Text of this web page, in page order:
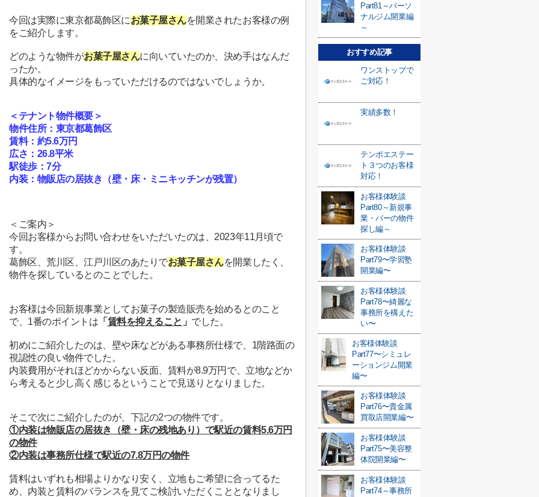
今回は実際に東京都葛飾区にお菓子屋さんを開業されたお客様の例
をご紹介します。
どのような物件がお菓子屋さんに向いていたのか、決め手はなんだ
ったか。
具体的なイメージをもっていただけるのではないでしょうか。
＜テナント物件概要＞
物件住所：東京都葛飾区
賃料：約5.6万円
広さ：26.8平米
駅徒歩：7分
内装：物販店の居抜き（壁・床・ミニキッチンが残置）
＜ご案内＞
今回お客様からお問い合わせをいただいたのは、2023年11月頃で
す。
葛飾区、荒川区、江戸川区のあたりでお菓子屋さんを開業したく、
物件を探しているとのことでした。
お客様は今回新規事業としてお菓子の製造販売を始めるとのこと
で、1番のポイントは 「 賃料を抑えること 」 でした。
初めにご紹介したのは、壁や床などがある事務所仕様で、1階路面の
視認性の良い物件でした。
内装費用がそれほどかからない反面、賃料が8.9万円で、立地などか
ら考えると少し高く感じるということで見送りとなりました。
そこで次にご紹介したのが、下記の2つの物件です。
①内装は物販店の居抜き（壁・床の残地あり）で駅近の賃料5.6万円
の物件
②内装は事務所仕様で駅近の7.8万円の物件
賃料はいずれも相場よりかなり安く、立地もご希望に合ってるた
め、内装と賃料のバランスを見てご検討いただくこととなりまし
Part81～パーソ
ナルジム開業編
～
おすすめ記事
ワンストップで
ご対応！
実績多数！
テンポエステー
ト３つのお客様
対応！
お客様体験談
Part80～新規事
業・バーの物件
探し編～
お客様体験談
Part79〜学習塾
開業編〜
お客様体験談
Part78〜綺麗な
事務所を構えた
い〜
お客様体験談
Part77〜シミュレ
ーションジム開業
編〜
お客様体験談
Part76〜貴金属
買取店開業編〜
お客様体験談
Part75〜美容整
体院開業編〜
お客様体験談
Part74～事務所